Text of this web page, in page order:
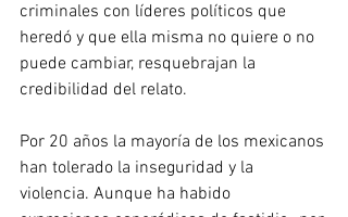
criminales con líderes políticos que
heredó y que ella misma no quiere o no
puede cambiar, resquebrajan la
credibilidad del relato.
Por 20 años la mayoría de los mexicanos
han tolerado la inseguridad y la
violencia. Aunque ha habido